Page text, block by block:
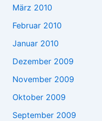
März 2010
Februar 2010
Januar 2010
Dezember 2009
November 2009
Oktober 2009
September 2009